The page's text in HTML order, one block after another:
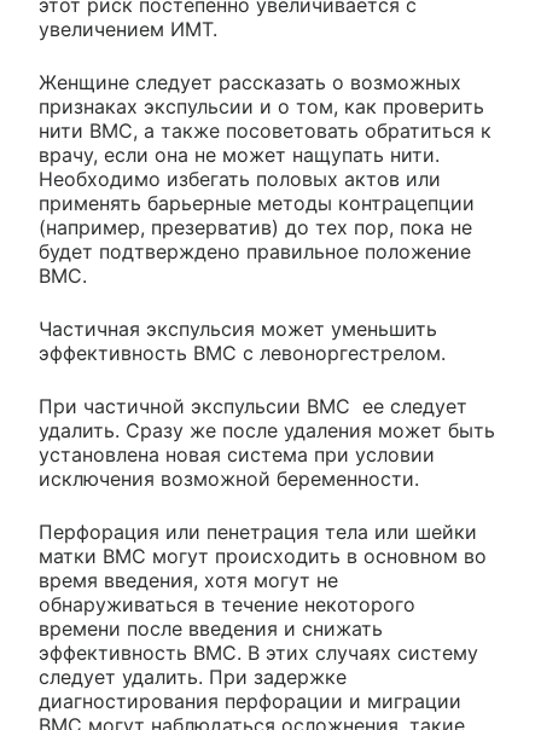
этот риск постепенно увеличивается с
увеличением ИМТ.
Женщине следует рассказать о возможных
признаках экспульсии и о том, как проверить
нити ВМС, а также посоветовать обратиться к
врачу, если она не может нащупать нити.
Необходимо избегать половых актов или
применять барьерные методы контрацепции
(например, презерватив) до тех пор, пока не
будет подтверждено правильное положение
ВМС.
Частичная экспульсия может уменьшить
эффективность ВМС с левоноргестрелом.
При частичной экспульсии ВМС ее следует
удалить. Сразу же после удаления может быть
установлена новая система при условии
исключения возможной беременности.
Перфорация или пенетрация тела или шейки
матки ВМС могут происходить в основном во
время введения, хотя могут не
обнаруживаться в течение некоторого
времени после введения и снижать
эффективность ВМС. В этих случаях систему
следует удалить. При задержке
диагностирования перфорации и миграции